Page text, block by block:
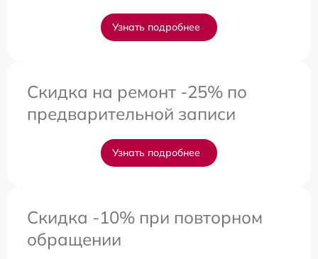
Узнать подробнее
Скидка на ремонт -25% по
предварительной записи
Узнать подробнее
Скидка -10% при повторном
обращении